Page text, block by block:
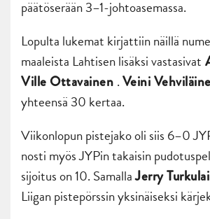
päätöserään 3–1-johtoasemassa.
Lopulta lukemat kirjattiin näillä
maaleista Lahtisen lisäksi vastasivat
Ville Ottavainen .Veini
yhteensä 30 kertaa.
Viikonlopun pistejako oli siis 6–0
nosti myös JYPin takaisin
sijoitus on 10. SamallaJerry
Liigan pistepörssin yksinäiseksi